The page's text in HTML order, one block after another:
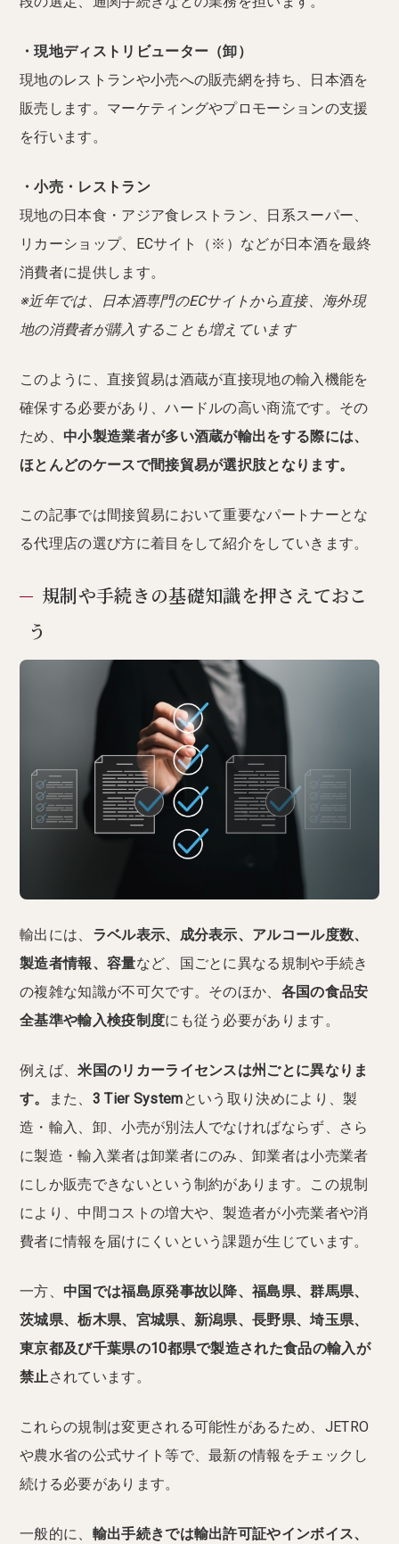
・現地ディストリビューター（卸）
現地のレストランや小売への販売網を持ち、日本酒を
販売します。マーケティングやプロモーションの支援
を行います。
・小売・レストラン
現地の日本食・アジア食レストラン、日系スーパー、
リカーショップ、ECサイト（※）などが日本酒を最終
消費者に提供します。
※近年では、日本酒専門のECサイトから直接、海外現
地の消費者が購入することも増えています
このように、直接貿易は酒蔵が直接現地の輸入機能を
確保する必要があり、ハードルの高い商流です。その
ため、 中小製造業者が多い酒蔵が輸出をする際には、
ほとんどのケースで間接貿易が選択肢となります。
この記事では間接貿易において重要なパートナーとな
る代理店の選び方に着目をして紹介をしていきます。
規制や手続きの基礎知識を押さえておこ
う
輸出には、 ラベル表示、成分表示、アルコール度数、
製造者情報、容量など、国ごとに異なる規制や手続き
の複雑な知識が不可欠です。そのほか、 各国の食品安
全基準や輸入検疫制度にも従う必要があります。
例えば、米国のリカーライセンスは州ごとに異なりま
す。
また、 3 Tier Systemという取り決めにより、製
造・輸入、卸、小売が別法人でなければならず、さら
に製造・輸入業者は卸業者にのみ、卸業者は小売業者
にしか販売できないという制約があります。この規制
により、中間コストの増大や、製造者が小売業者や消
費者に情報を届けにくいという課題が生じています。
一方、 中国では福島原発事故以降、福島県、群馬県、
茨城県、栃木県、宮城県、新潟県、長野県、埼玉県、
東京都及び千葉県の10都県で製造された食品の輸入が
禁止されています。
これらの規制は変更される可能性があるため、JETRO
や農水省の公式サイト等で、最新の情報をチェックし
続ける必要があります。
一般的に、 輸出手続きでは輸出許可証やインボイス、